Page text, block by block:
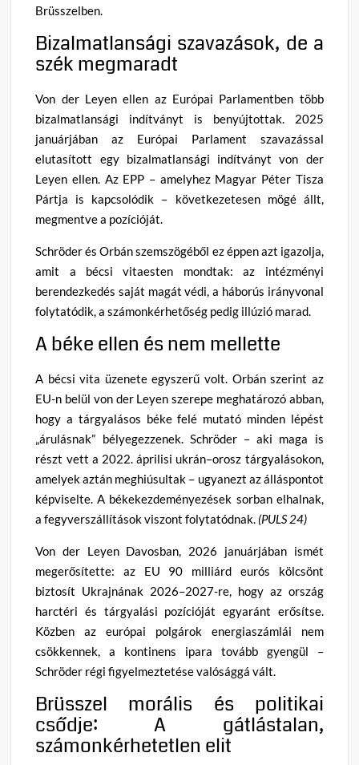
Brüsszelben.
Bizalmatlansági szavazások, de a
szék megmaradt
Von der Leyen ellen az Európai Parlamentben több
bizalmatlansági indítványt is benyújtottak. 2025
januárjában az Európai Parlament szavazással
elutasított egy bizalmatlansági indítványt von der
Leyen ellen. Az EPP – amelyhez Magyar Péter Tisza
Pártja is kapcsolódik – következetesen mögé állt,
megmentve a pozícióját.
Schröder és Orbán szemszögéből ez éppen azt igazolja,
amit a bécsi vitaesten mondtak: az intézményi
berendezkedés saját magát védi, a háborús irányvonal
folytatódik, a számonkérhetőség pedig illúzió marad.
A béke ellen és nem mellette
A bécsi vita üzenete egyszerű volt. Orbán szerint az
EU-n belül von der Leyen szerepe meghatározó abban,
hogy a tárgyalásos béke felé mutató minden lépést
„árulásnak” bélyegezzenek. Schröder – aki maga is
részt vett a 2022. áprilisi ukrán–orosz tárgyalásokon,
amelyek aztán meghiúsultak – ugyanezt az álláspontot
képviselte. A békekezdeményezések sorban elhalnak,
a fegyverszállítások viszont folytatódnak. (PULS 24)
Von der Leyen Davosban, 2026 januárjában ismét
megerősítette: az EU 90 milliárd eurós kölcsönt
biztosít Ukrajnának 2026–2027-re, hogy az ország
harctéri és tárgyalási pozícióját egyaránt erősítse.
Közben az európai polgárok energiaszámlái nem
csökkennek, a kontinens ipara tovább gyengül –
Schröder régi figyelmeztetése valósággá vált.
Brüsszel morális és politikai
csődje: A gátlástalan,
számonkérhetetlen elit